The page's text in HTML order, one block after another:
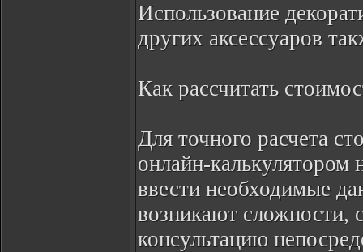
Использование
других аксессуаров
Как рассчитать
Для точного расчета
онлайн-калькулятором
ввести необходимые
возникают сложности,
консультацию